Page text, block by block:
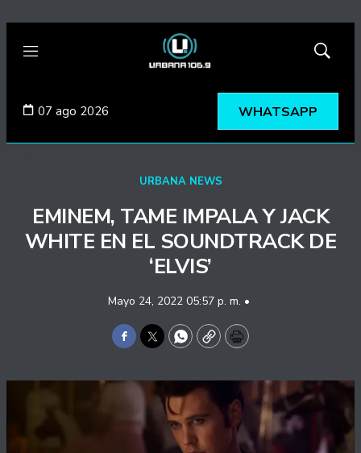
Menú
Mostrar
07 ago 2026 WHATSAPP
URBANA NEWS
EMINEM, TAME IMPALA Y JACK
WHITE EN EL SOUNDTRACK DE
‘ELVIS’
Mayo 24, 2022 05:57 p. m. •
Facebook
TwitterWhatsApp
CopyPrint